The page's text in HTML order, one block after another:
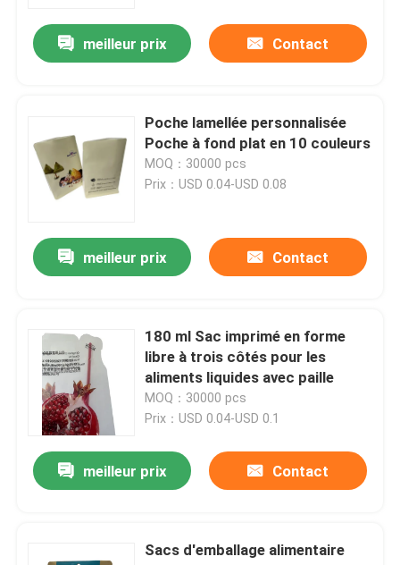
Cas
Pochette d'emballage de bec
Emballage stratifié Rolls
Bag In Box Liquide Emballage
Pochettes d'emballage debout
Poches d'emballage alimentaire d'animal familier
Pochettes d'emballage en papier
meilleur prix Contact
Poche lamellée personnalisée
Poche à fond plat en 10 couleurs
MOQ：30000 pcs
Prix：USD 0.04-USD 0.08
meilleur prix Contact
180 ml Sac imprimé en forme
libre à trois côtés pour les
aliments liquides avec paille
MOQ：30000 pcs
Prix：USD 0.04-USD 0.1
meilleur prix Contact
Sacs d'emballage alimentaire